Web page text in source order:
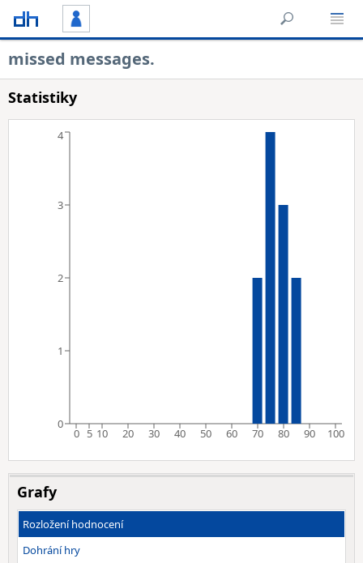
missed messages.
Statistiky
0 5 10 20 30 40 50 60 70 80 90 100
0
1
2
3
4
Grafy
Rozložení hodnocení
Dohrání hry